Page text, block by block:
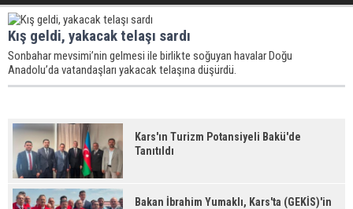
Kış geldi, yakacak telaşı sardı
Sonbahar mevsimi’nin gelmesi ile birlikte soğuyan havalar Doğu
Anadolu’da vatandaşları yakacak telaşına düşürdü.
Kars'ın Turizm Potansiyeli Bakü'de
Tanıtıldı
Bakan İbrahim Yumaklı, Kars'ta (GEKİS)'in